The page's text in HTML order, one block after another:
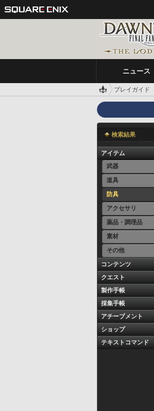
ニュース
プレイガイド
検索結果
アイテム
武器
道具
防具
アクセサリ
薬品・調理品
素材
その他
コンテンツ
クエスト
製作手帳
採集手帳
アチーブメント
ショップ
テキストコマンド